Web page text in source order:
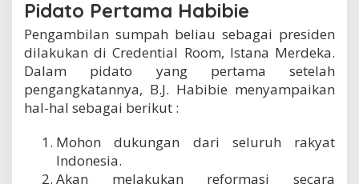
Pidato Pertama Habibie
Pengambilan sumpah beliau sebagai presiden
dilakukan di Credential Room, Istana Merdeka.
Dalam pidato yang pertama setelah
pengangkatannya, B.J. Habibie menyampaikan
hal-hal sebagai berikut :
Mohon dukungan dari seluruh rakyat
Indonesia.
Akan melakukan reformasi secara